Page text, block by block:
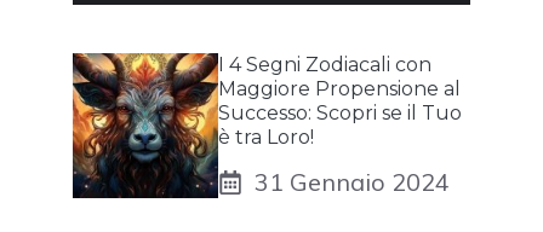
I 4 Segni Zodiacali con
Maggiore Propensione al
Successo: Scopri se il Tuo
è tra Loro!
31 Gennaio 2024